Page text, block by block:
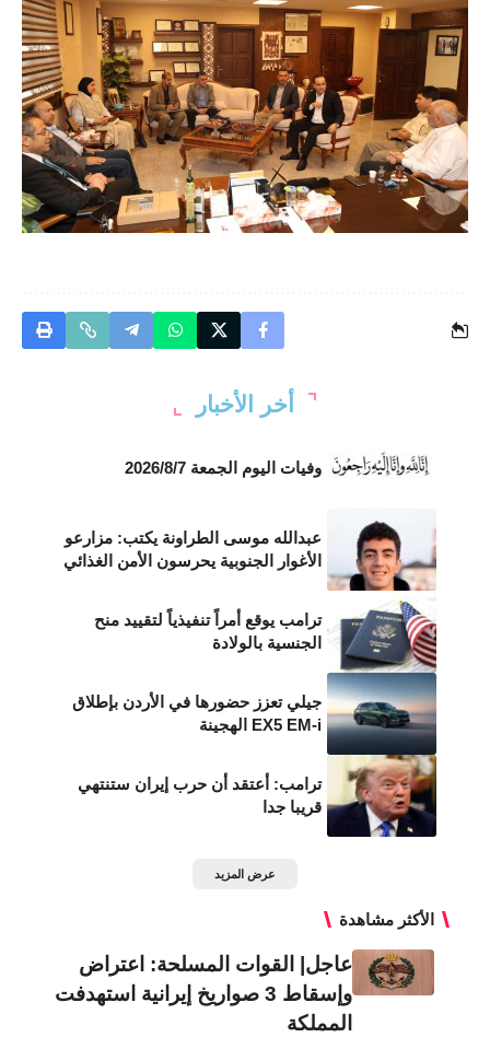
أخر الأخبار
وفيات اليوم الجمعة 2026/8/7
عبدالله موسى الطراونة يكتب: مزارعو
الأغوار الجنوبية يحرسون الأمن الغذائي
ترامب يوقع أمراً تنفيذياً لتقييد منح
الجنسية بالولادة
جيلي تعزز حضورها في الأردن بإطلاق
EX5 EM-i الهجينة
ترامب: أعتقد أن حرب إيران ستنتهي
قريبا جدا
عرض المزيد
الأكثر مشاهدة
عاجل| القوات المسلحة: اعتراض
وإسقاط 3 صواريخ إيرانية استهدفت
المملكة